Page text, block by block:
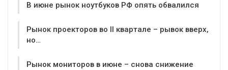
В июне рынок ноутбуков РФ опять обвалился
Рынок проекторов во II квартале – рывок вверх,
но…
Рынок мониторов в июне – снова снижение